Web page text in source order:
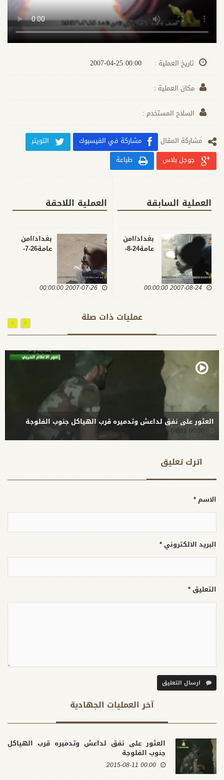
تاريخ العملية :
مكان العملية :
السلاح المستخدم :
مشارکة المقال مشاركة في الفيسبوك
التويتر
جوجل بلاس
طباعة
العملية السابقة
بغداد/امن
عامة24-8-
2007-08-24 00:00:00
العملية اللاحقة
بغداد/امن
عامة26-7-
2007-07-26 00:00:00
عمليات ذات صلة
العثور على نفق لداعش وتدميره قرب الهياكل جنوب الفلوجة
00:00 2015-08-11
اترك تعلیق
الاسم *
البريد الالكتروني *
التعليق *
ارسال التعليق
آخر العملیات الجهادية
العثور على نفق لداعش وتدميره قرب الهياكل
جنوب الفلوجة
00:00 2015-08-11